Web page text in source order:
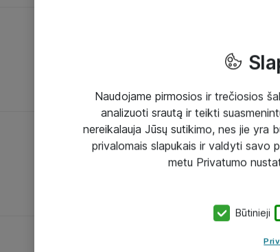
Naudojame pirmosios ir trečiosios
analizuoti srautą ir teikti
nereikalauja Jūsų sutikimo, nes jie yra
privalomais slapukais ir valdyti savo
metu Privatumo
Būtinieji